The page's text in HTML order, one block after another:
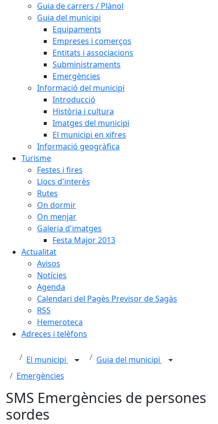
Guia de carrers / Plànol
Guia del municipi
Equipaments
Empreses i comerços
Entitats i associacions
Subministraments
Emergències
Informació del municipi
Introducció
Història i cultura
Imatges del municipi
El municipi en xifres
Informació geogràfica
Turisme
Festes i fires
Llocs d'interès
Rutes
On dormir
On menjar
Galeria d'imatges
Festa Major 2013
Actualitat
Avisos
Notícies
Agenda
Calendari del Pagès Previsor de Sagàs
RSS
Hemeroteca
Adreces i telèfons
El municipi
Guia del municipi
Emergències
SMS Emergències de persones
sordes